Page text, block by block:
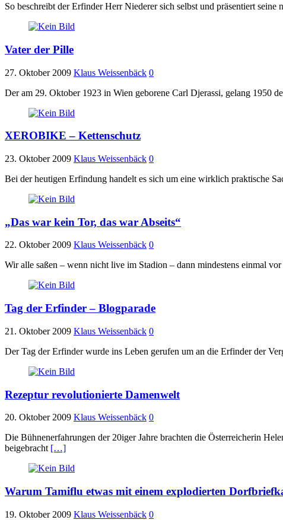
So beschreibt der Erfinder Herr Niederer sich selbst und präsentiert
Vater der Pille
27. Oktober 2009 Klaus Weissenbäck 0
Der am 29. Oktober 1923 in Wien geborene Carl Djerassi, gelang 1950
XEROBIKE – Kettenschutz
23. Oktober 2009 Klaus Weissenbäck 0
Bei der heutigen Erfindung handelt es sich um eine wirklich praktische
„Das war kein Tor, das war Abseits“
22. Oktober 2009 Klaus Weissenbäck 0
Wir alle saßen – wenn nicht live im Stadion – dann mindestens einmal
Tag der Erfinder – Blogparade
21. Oktober 2009 Klaus Weissenbäck 0
Der Tag der Erfinder wurde ins Leben gerufen um an die Erfinder der
Rezeptur revolutionierte Damenwelt
20. Oktober 2009 Klaus Weissenbäck 0
Die Bühnenerfahrungen der 20iger Jahre brachten die Österreicherin
beigebracht […]
Warum Tamiflu etwas mit einem explodierten
19. Oktober 2009 Klaus Weissenbäck 0